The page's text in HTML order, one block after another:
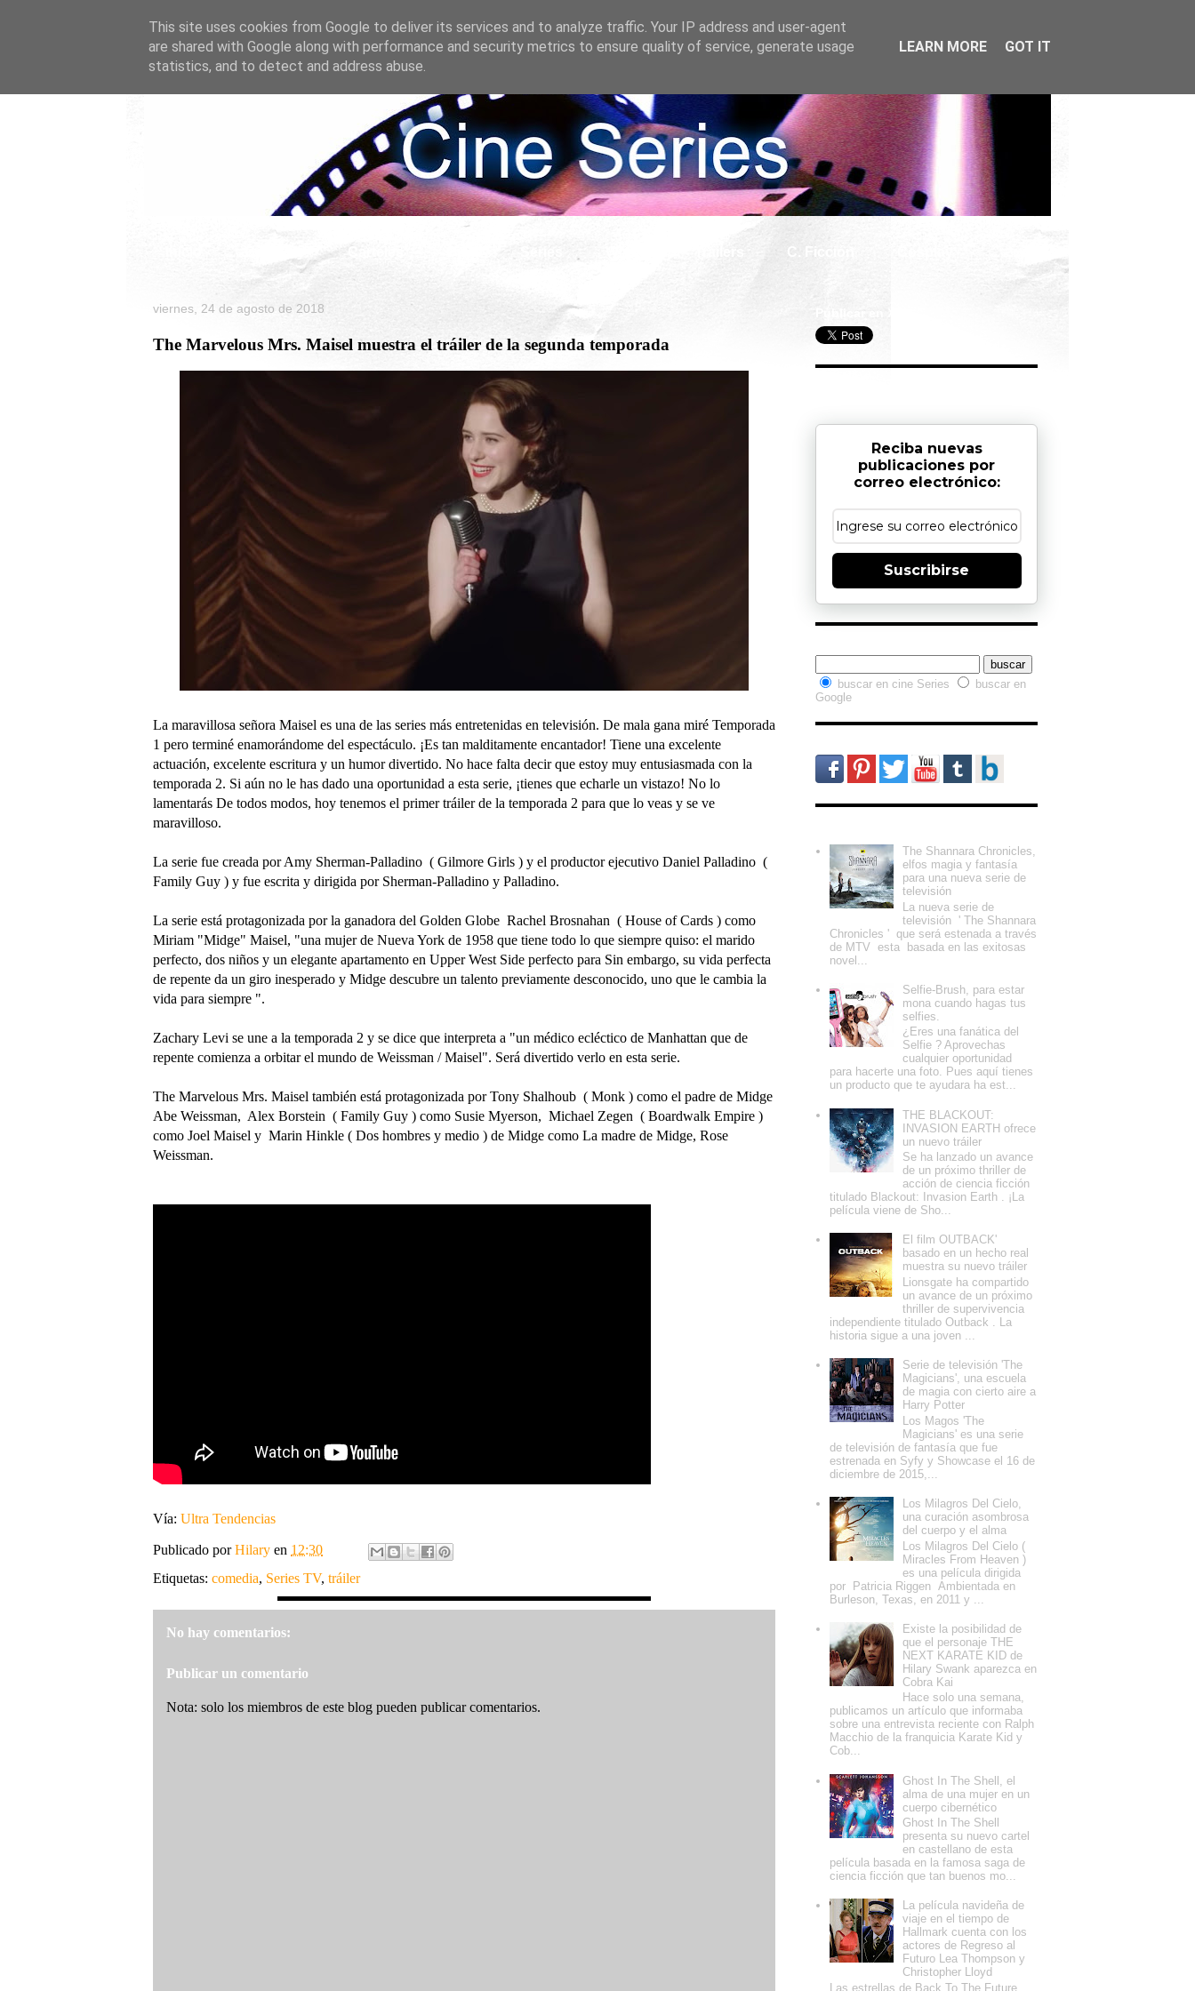
C. Ficción
viernes, 24 de agosto de 2018
The Marvelous Mrs. Maisel muestra el tráiler de la segunda temporada
La maravillosa señora Maisel es una de las series más entretenidas en televisión. De mala gana miré Temporada
1 pero terminé enamorándome del espectáculo. ¡Es tan malditamente encantador! Tiene una excelente
actuación, excelente escritura y un humor divertido. No hace falta decir que estoy muy entusiasmada con la
temporada 2. Si aún no le has dado una oportunidad a esta serie, ¡tienes que echarle un vistazo! No lo
lamentarás De todos modos, hoy tenemos el primer tráiler de la temporada 2 para que lo veas y se ve
maravilloso.
La serie fue creada por Amy Sherman-Palladino ( Gilmore Girls ) y el productor ejecutivo Daniel Palladino (
Family Guy ) y fue escrita y dirigida por Sherman-Palladino y Palladino.
La serie está protagonizada por la ganadora del Golden Globe Rachel Brosnahan ( House of Cards ) como
Miriam "Midge" Maisel, "una mujer de Nueva York de 1958 que tiene todo lo que siempre quiso: el marido
perfecto, dos niños y un elegante apartamento en Upper West Side perfecto para Sin embargo, su vida perfecta
de repente da un giro inesperado y Midge descubre un talento previamente desconocido, uno que le cambia la
vida para siempre ".
Zachary Levi se une a la temporada 2 y se dice que interpreta a "un médico ecléctico de Manhattan que de
repente comienza a orbitar el mundo de Weissman / Maisel". Será divertido verlo en esta serie.
The Marvelous Mrs. Maisel también está protagonizada por Tony Shalhoub ( Monk ) como el padre de Midge
Abe Weissman, Alex Borstein ( Family Guy ) como Susie Myerson, Michael Zegen ( Boardwalk Empire )
como Joel Maisel y Marin Hinkle ( Dos hombres y medio ) de Midge como La madre de Midge, Rose
Weissman.
Vía: Ultra Tendencias
Publicado porHilary en 12:30
Etiquetas: comedia, Series TV, tráiler
No hay comentarios:
Publicar un comentario
Nota: solo los miembros de este blog pueden publicar comentarios.
Reciba nuevas
publicaciones por
correo electrónico:
Suscribirse
buscar en cine Series
buscar en
Google
The Shannara Chronicles,
elfos magia y fantasía
para una nueva serie de
televisión
La nueva serie de
televisión ' The Shannara
Chronicles ' que será estenada a través
de MTV esta basada en las exitosas
novel...
Selfie-Brush, para estar
mona cuando hagas tus
selfies.
¿Eres una fanática del
Selfie ? Aprovechas
cualquier oportunidad
para hacerte una foto. Pues aquí tienes
un producto que te ayudara ha est...
THE BLACKOUT:
INVASION EARTH ofrece
un nuevo tráiler
Se ha lanzado un avance
de un próximo thriller de
acción de ciencia ficción
titulado Blackout: Invasion Earth . ¡La
película viene de Sho...
El film OUTBACK'
basado en un hecho real
muestra su nuevo tráiler
Lionsgate ha compartido
un avance de un próximo
thriller de supervivencia
independiente titulado Outback . La
historia sigue a una joven ...
Serie de televisión 'The
Magicians', una escuela
de magia con cierto aire a
Harry Potter
Los Magos 'The
Magicians' es una serie
de televisión de fantasía que fue
estrenada en Syfy y Showcase el 16 de
diciembre de 2015,...
Los Milagros Del Cielo,
una curación asombrosa
del cuerpo y el alma
Los Milagros Del Cielo (
Miracles From Heaven )
es una película dirigida
por Patricia Riggen Ambientada en
Burleson, Texas, en 2011 y ...
Existe la posibilidad de
que el personaje THE
NEXT KARATE KID de
Hilary Swank aparezca en
Cobra Kai
Hace solo una semana,
publicamos un artículo que informaba
sobre una entrevista reciente con Ralph
Macchio de la franquicia Karate Kid y
Cob...
Ghost In The Shell, el
alma de una mujer en un
cuerpo cibernético
Ghost In The Shell
presenta su nuevo cartel
en castellano de esta
película basada en la famosa saga de
ciencia ficción que tan buenos mo...
La película navideña de
viaje en el tiempo de
Hallmark cuenta con los
actores de Regreso al
Futuro Lea Thompson y
Christopher Lloyd
Las estrellas de Back To The Future
This site uses cookies from Google to deliver its services and to analyze traffic. Your IP address and user-agent
are shared with Google along with performance and security metrics to ensure quality of service, generate usage
statistics, and to detect and address abuse.
LEARN MORE GOT IT